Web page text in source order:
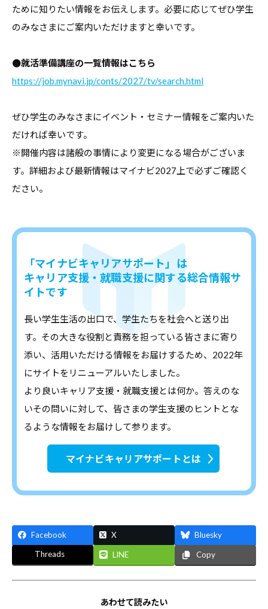
報
を
届
け
て
参
。
ために知りたい情報をお伝えします。必要に応じてぜひ学生
のみなさまにご案内いただけますと幸いです。
●就活準備講座の一覧情報はこちら
https://job.mynavi.jp/conts/2027/tv/search.html
ぜひ学生のみなさまにイベント・セミナー情報をご案内いた
だければ幸いです。
※開催内容は諸般の事情により変更になる場合がございま
す。詳細および最新情報はマイナビ2027上で必ずご確認く
ださい。
「マイナビキャリアサポート」は
キャリア支援・就職支援に関する総合情報サ
イトです
長い学生生活の出口で、学生たちを社会へと送り出
す。その大きな役割と責務を担っている皆さまに寄り
添い、活用いただける情報をお届けするため、2022年
にサイトをリニューアルいたしました。
より良いキャリア支援・就職支援とは何か。答えのな
いその問いに対して、皆さまの学生支援のヒントとな
るような情報をお届けして参ります。
マイナビキャリアサポートとは
Facebook X
Bluesky
Threads
LINE Copy
あわせて読みたい